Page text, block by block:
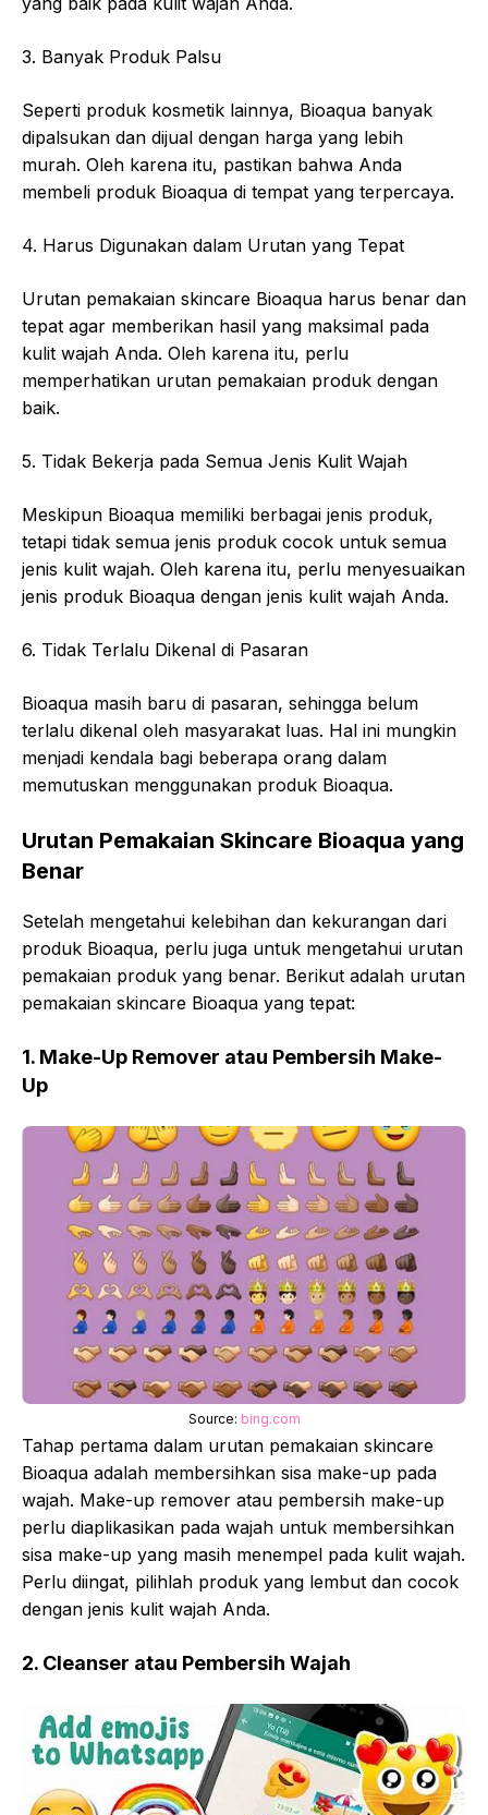
3. Banyak Produk Palsu
Seperti produk kosmetik lainnya, Bioaqua banyak
dipalsukan dan dijual dengan harga yang lebih
murah. Oleh karena itu, pastikan bahwa Anda
membeli produk Bioaqua di tempat yang terpercaya.
4. Harus Digunakan dalam Urutan yang Tepat
Urutan pemakaian skincare Bioaqua harus benar dan
tepat agar memberikan hasil yang maksimal pada
kulit wajah Anda. Oleh karena itu, perlu
memperhatikan urutan pemakaian produk dengan
baik.
5. Tidak Bekerja pada Semua Jenis Kulit Wajah
Meskipun Bioaqua memiliki berbagai jenis produk,
tetapi tidak semua jenis produk cocok untuk semua
jenis kulit wajah. Oleh karena itu, perlu menyesuaikan
jenis produk Bioaqua dengan jenis kulit wajah Anda.
6. Tidak Terlalu Dikenal di Pasaran
Bioaqua masih baru di pasaran, sehingga belum
terlalu dikenal oleh masyarakat luas. Hal ini mungkin
menjadi kendala bagi beberapa orang dalam
memutuskan menggunakan produk Bioaqua.
Urutan Pemakaian Skincare Bioaqua yang
Benar
Setelah mengetahui kelebihan dan kekurangan dari
produk Bioaqua, perlu juga untuk mengetahui urutan
pemakaian produk yang benar. Berikut adalah urutan
pemakaian skincare Bioaqua yang tepat:
1. Make-Up Remover atau Pembersih Make-
Up
Source: bing.com
Tahap pertama dalam urutan pemakaian skincare
Bioaqua adalah membersihkan sisa make-up pada
wajah. Make-up remover atau pembersih make-up
perlu diaplikasikan pada wajah untuk membersihkan
sisa make-up yang masih menempel pada kulit wajah.
Perlu diingat, pilihlah produk yang lembut dan cocok
dengan jenis kulit wajah Anda.
2. Cleanser atau Pembersih Wajah